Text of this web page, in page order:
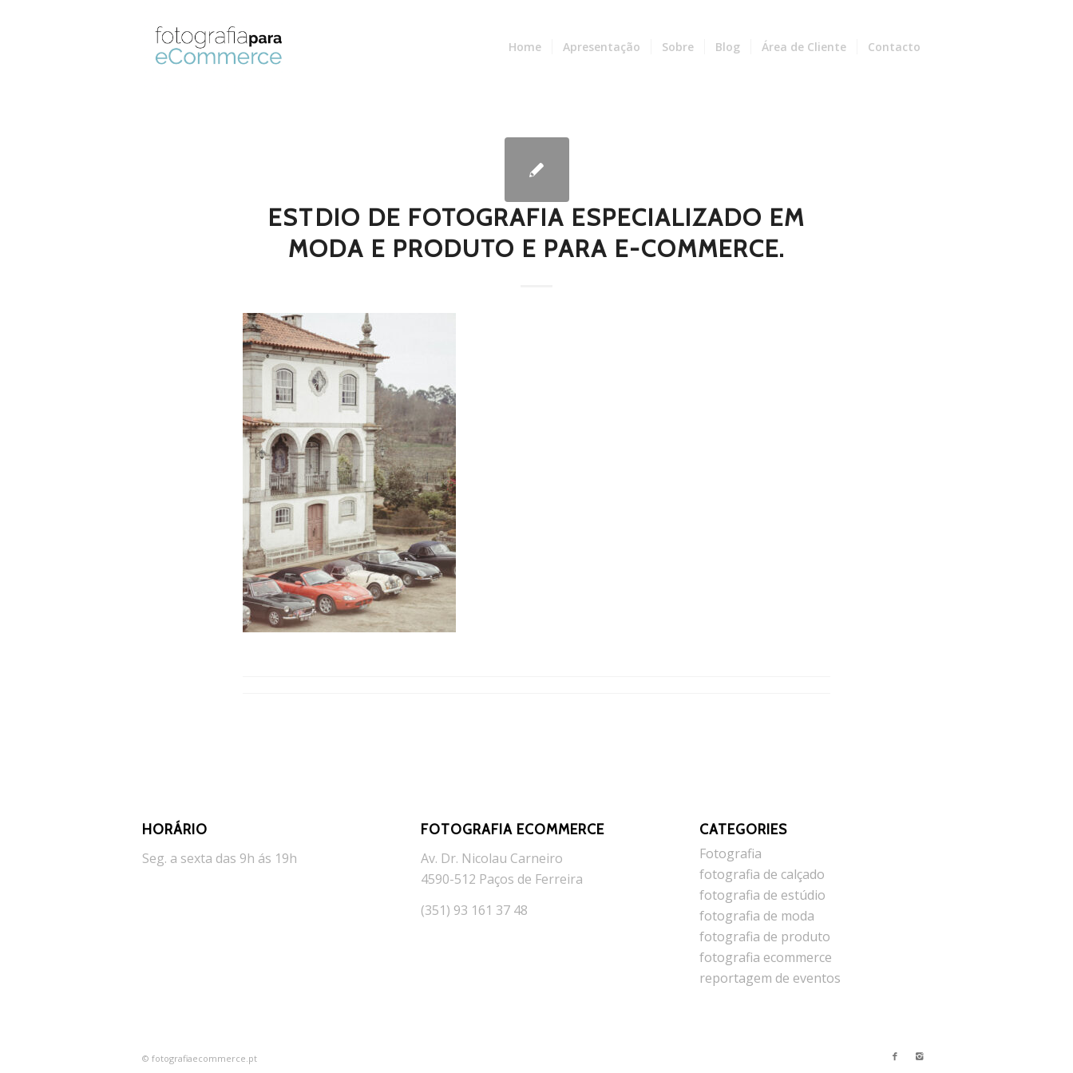
Home Apresentação Sobre Blog Área de Cliente Contacto
ESTDIO DE FOTOGRAFIA ESPECIALIZADO EM
MODA E PRODUTO E PARA E-COMMERCE.
HORÁRIO
Seg. a sexta das 9h ás 19h
FOTOGRAFIA ECOMMERCE
Av. Dr. Nicolau Carneiro
4590-512 Paços de Ferreira
(351) 93 161 37 48
CATEGORIES
Fotografia
fotografia de calçado
fotografia de estúdio
fotografia de moda
fotografia de produto
fotografia ecommerce
reportagem de eventos
© fotografiaecommerce.pt